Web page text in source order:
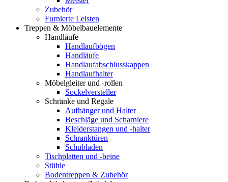
Zubehör
Furnierte Leisten
Treppen & Möbelbauelemente
Handläufe
Handlaufbögen
Handläufe
Handlaufabschlusskappen
Handlaufhalter
Möbelgleiter und -rollen
Sockelversteller
Schränke und Regale
Aufhänger und Halter
Beschläge und Scharniere
Kleiderstangen und -halter
Schranktüren
Schubladen
Tischplatten und -beine
Stühle
Bodentreppen & Zubehör